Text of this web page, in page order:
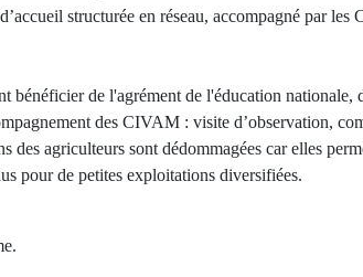
structurée en réseau, accompagné par les
bénéficier de l'agrément de l'éducation nationale,
des CIVAM : visite d’observation,
des agriculteurs sont dédommagées car elles
pour de petites exploitations diversifiées.